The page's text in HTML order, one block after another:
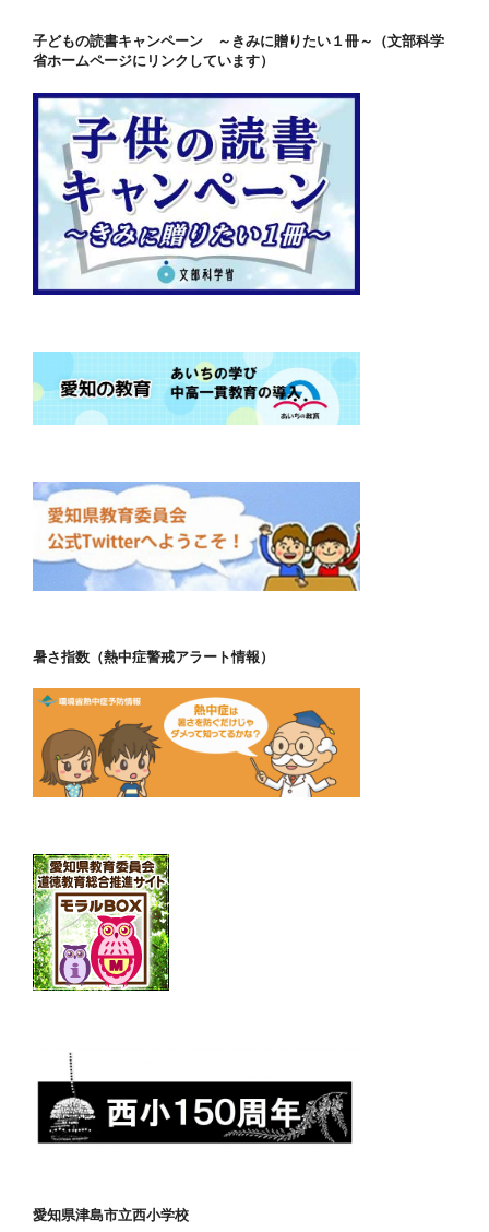
子どもの読書キャンペーン ～きみに贈りたい１冊～（文部科学
省ホームページにリンクしています）
暑さ指数（熱中症警戒アラート情報）
愛知県津島市立西小学校